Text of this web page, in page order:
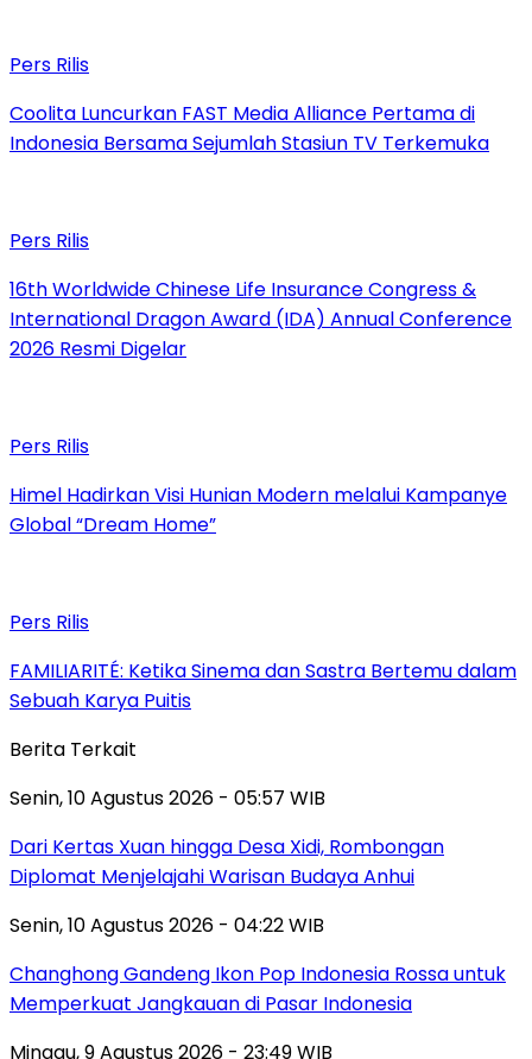
Pers Rilis
Coolita Luncurkan FAST Media Alliance Pertama di
Indonesia Bersama Sejumlah Stasiun TV Terkemuka
Pers Rilis
16th Worldwide Chinese Life Insurance Congress &
International Dragon Award (IDA) Annual Conference
2026 Resmi Digelar
Pers Rilis
Himel Hadirkan Visi Hunian Modern melalui Kampanye
Global “Dream Home”
Pers Rilis
FAMILIARITÉ: Ketika Sinema dan Sastra Bertemu dalam
Sebuah Karya Puitis
Berita Terkait
Senin, 10 Agustus 2026 - 05:57 WIB
Dari Kertas Xuan hingga Desa Xidi, Rombongan
Diplomat Menjelajahi Warisan Budaya Anhui
Senin, 10 Agustus 2026 - 04:22 WIB
Changhong Gandeng Ikon Pop Indonesia Rossa untuk
Memperkuat Jangkauan di Pasar Indonesia
Minggu, 9 Agustus 2026 - 23:49 WIB